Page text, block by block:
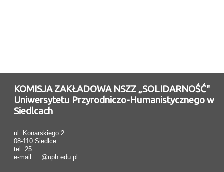
KOMISJA ZAKŁADOWA NSZZ „SOLIDARNOŚĆ"
Uniwersytetu Przyrodniczo-Humanistycznego w
Siedlcach
ul. Konarskiego 2
08-110 Siedlce
tel. 25 ...
e-mail: ...@uph.edu.pl